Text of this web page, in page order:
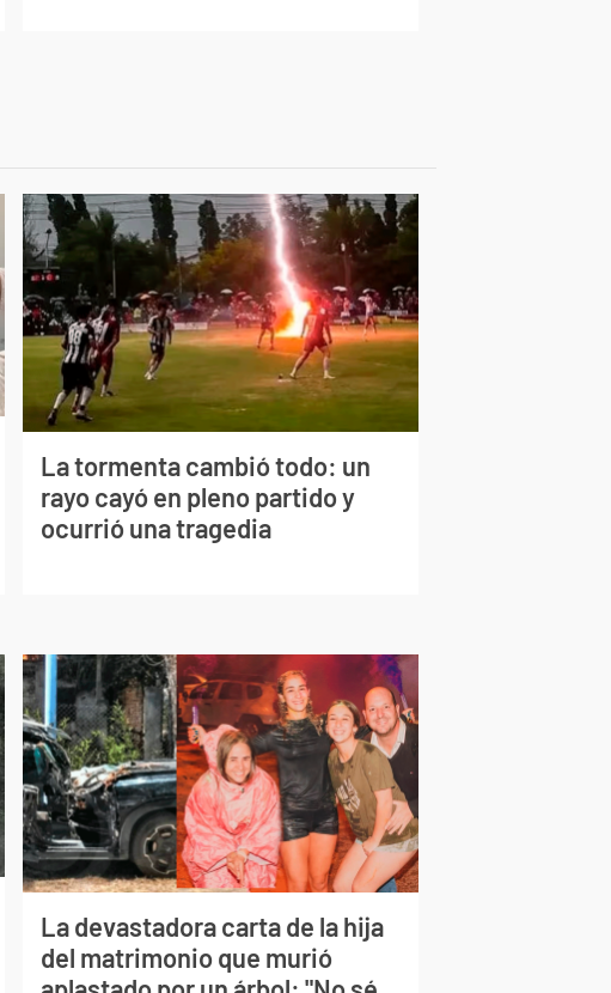
La tormenta cambió todo: un
rayo cayó en pleno partido y
ocurrió una tragedia
La devastadora carta de la hija
del matrimonio que murió